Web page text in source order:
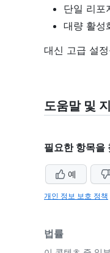
단일 리포
대량 활성
대신 고급 설
도움말 및
필요한 항목을
예
개인 정보 보호 정책
법률